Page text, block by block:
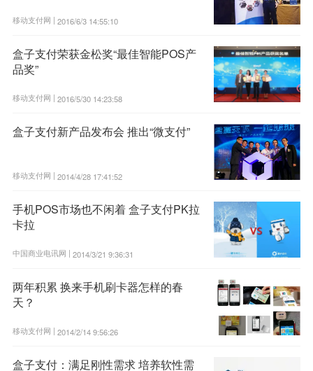
移动支付网 | 2016/6/3 14:55:10
盒子支付荣获金松奖“最佳智能POS产
品奖”
移动支付网 | 2016/5/30 14:23:58
盒子支付新产品发布会 推出“微支付”
移动支付网 | 2014/4/28 17:41:52
手机POS市场也不闲着 盒子支付PK拉
卡拉
中国商业电讯网 | 2014/3/21 9:36:31
两年积累 换来手机刷卡器怎样的春
天？
移动支付网 | 2014/2/14 9:56:26
盒子支付：满足刚性需求 培养软性需